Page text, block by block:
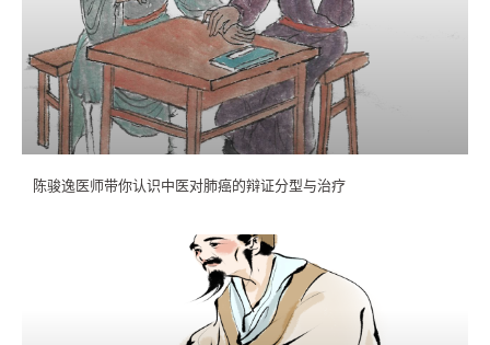
陈骏逸医师带你认识中医对肺癌的辩证分型与治疗